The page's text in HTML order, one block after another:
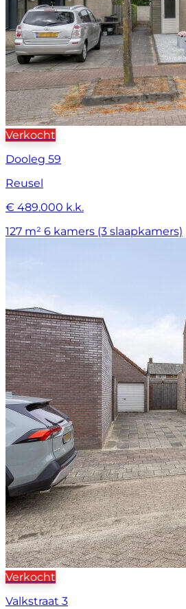
Verkocht
Dooleg 59
Reusel
€ 489.000 k.k.
127 m² 6 kamers (3 slaapkamers)
Verkocht
Valkstraat 3